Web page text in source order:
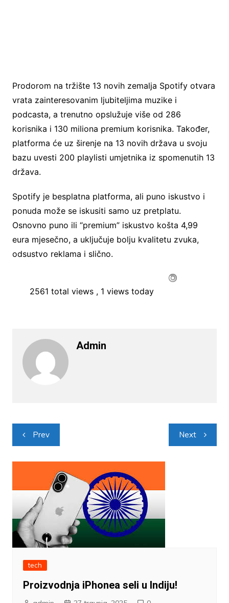
Prodorom na tržište 13 novih zemalja Spotify otvara
vrata zainteresovanim ljubiteljima muzike i
podcasta, a trenutno opslužuje više od 286
korisnika i 130 miliona premium korisnika. Također,
platforma će uz širenje na 13 novih država u svoju
bazu uvesti 200 playlisti umjetnika iz spomenutih 13
država.
Spotify je besplatna platforma, ali puno iskustvo i
ponuda može se iskusiti samo uz pretplatu.
Osnovno puno ili “premium” iskustvo košta 4,99
eura mjesečno, a uključuje bolju kvalitetu zvuka,
odsustvo reklama i slično.
2561 total views , 1 views today
Admin
Navigacija
objava
Prev Next
tech
Proizvodnja iPhonea seli u Indiju!